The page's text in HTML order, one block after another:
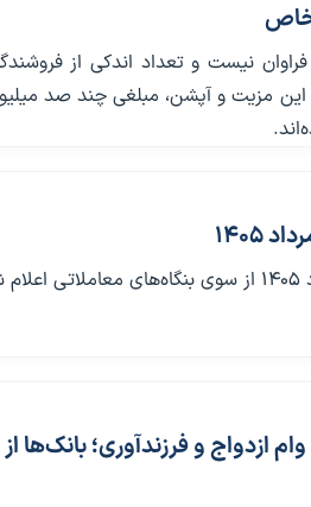
خاص
نیست و تعداد اندکی از
این مزیت و آپشن، مبلغی چند صد
ازدواج و فرزندآوری؛